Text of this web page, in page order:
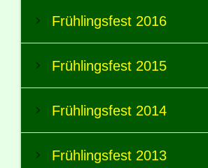
Frühlingsfest 2016
Frühlingsfest 2015
Frühlingsfest 2014
Frühlingsfest 2013